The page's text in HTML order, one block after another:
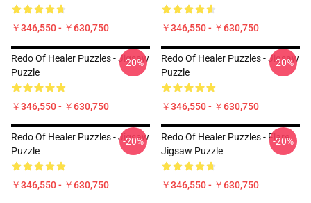
￥346,550 - ￥630,750 ￥346,550 - ￥630,750
Redo Of Healer Puzzles - Jigsaw
Puzzle
￥346,550 - ￥630,750
-20%
Redo Of Healer Puzzles - Jigsaw
Puzzle
￥346,550 - ￥630,750
-20%
Redo Of Healer Puzzles - Jigsaw
Puzzle
￥346,550 - ￥630,750
-20%
Redo Of Healer Puzzles - Flare
Jigsaw Puzzle
￥346,550 - ￥630,750
-20%